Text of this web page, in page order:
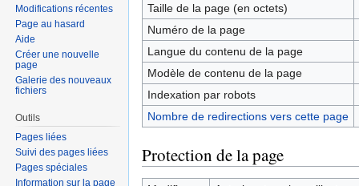
Taille de la page (en octets)
Numéro de la page
Langue du contenu de la page
Modèle de contenu de la page
Indexation par robots
Nombre de redirections vers cette page
Protection de la page
Modifications récentes
Page au hasard
Aide
Créer une nouvelle
page
Galerie des nouveaux
fichiers
Outils
Pages liées
Suivi des pages liées
Pages spéciales
Information sur la page